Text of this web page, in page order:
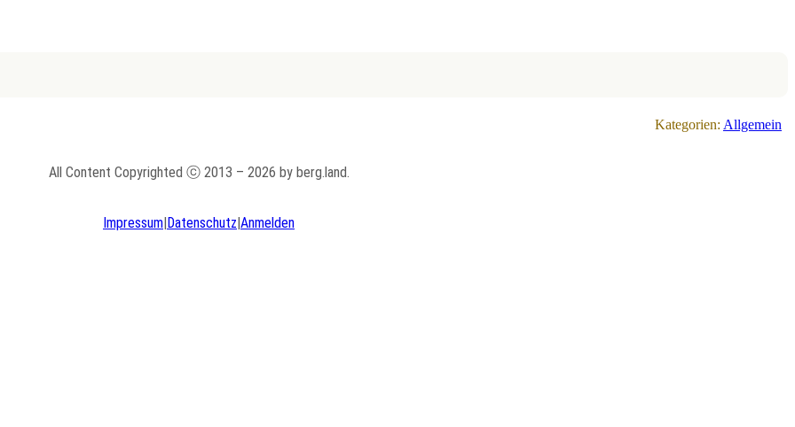
Kategorien: Allgemein
All Content Copyrighted ⓒ 2013 – 2026 by berg.land.
Impressum|Datenschutz|Anmelden